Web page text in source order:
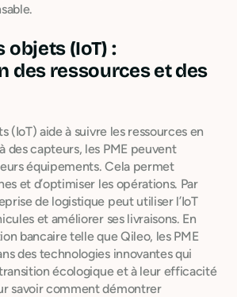
objets (IoT) :
des ressources et des
(IoT) aide à suivre les ressources en
des capteurs, les PME peuvent
équipements. Cela permet
et d’optimiser les opérations. Par
de logistique peut utiliser l’IoT
et améliorer ses livraisons. En
bancaire telle que Qileo, les PME
des technologies innovantes qui
écologique et à leur efficacité
savoir comment démontrer